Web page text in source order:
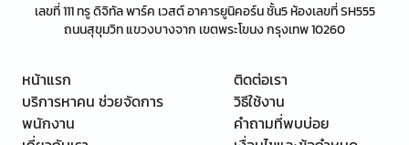
เลขที่ 111 ทรู ดิจิทัล พาร์ค เวสต์ อาคารยูนิคอร์น ชั้น5 ห้องเลขที่ SH555
ถนนสุขุมวิท แขวงบางจาก เขตพระโขนง กรุงเทพ 10260
หน้าแรก
บริการหาคน ช่วยจัดการ
พนักงาน
ติดต่อเรา
วิธีใช้งาน
คำถามที่พบบ่อย